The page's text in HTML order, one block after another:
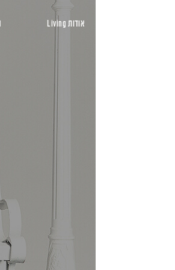
אודות Living